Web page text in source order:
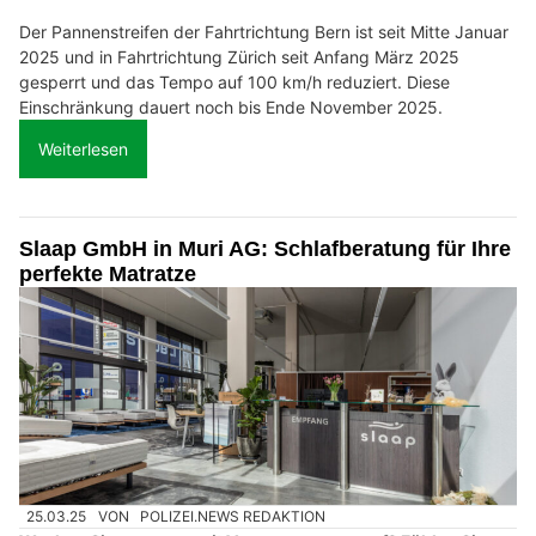
Der Pannenstreifen der Fahrtrichtung Bern ist seit Mitte Januar
2025 und in Fahrtrichtung Zürich seit Anfang März 2025
gesperrt und das Tempo auf 100 km/h reduziert. Diese
Einschränkung dauert noch bis Ende November 2025.
Weiterlesen
Slaap GmbH in Muri AG: Schlafberatung für Ihre
perfekte Matratze
25.03.25 VON POLIZEI.NEWS REDAKTION